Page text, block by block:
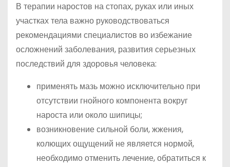
В терапии наростов на стопах, руках или иных
участках тела важно руководствоваться
рекомендациями специалистов во избежание
осложнений заболевания, развития серьезных
последствий для здоровья человека:
применять мазь можно исключительно при
отсутствии гнойного компонента вокруг
нароста или около шипицы;
возникновение сильной боли, жжения,
колющих ощущений не является нормой,
необходимо отменить лечение, обратиться к